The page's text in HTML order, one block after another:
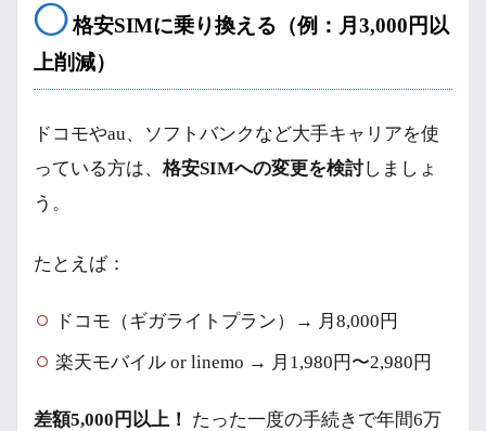
◯格安SIMに乗り換える（例：月3,000円以
上削減）
ドコモやau、ソフトバンクなど大手キャリアを使
っている方は、 格安SIMへの変更を検討しましょ
う。
たとえば：
ドコモ（ギガライトプラン）→ 月8,000円
楽天モバイル or linemo → 月1,980円〜2,980円
差額5,000円以上！
たった一度の手続きで年間6万